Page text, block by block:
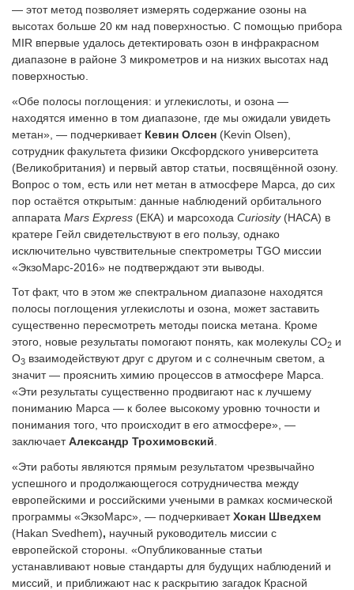
— этот метод позволяет измерять содержание озоны на
высотах больше 20 км над поверхностью. С помощью прибора
MIR впервые удалось детектировать озон в инфракрасном
диапазоне в районе 3 микрометров и на низких высотах над
поверхностью.
«Обе полосы поглощения: и углекислоты, и озона —
находятся именно в том диапазоне, где мы ожидали увидеть
метан», — подчеркивает Кевин Олсен (Kevin Olsen),
сотрудник факультета физики Оксфордского университета
(Великобритания) и первый автор статьи, посвящённой озону.
Вопрос о том, есть или нет метан в атмосфере Марса, до сих
пор остаётся открытым: данные наблюдений орбитального
аппарата Mars Express (ЕКА) и марсохода Curiosity(НАСА) в
кратере Гейл свидетельствуют в его пользу, однако
исключительно чувствительные спектрометры TGO миссии
«ЭкзоМарс-2016» не подтверждают эти выводы.
Тот факт, что в этом же спектральном диапазоне находятся
полосы поглощения углекислоты и озона, может заставить
существенно пересмотреть методы поиска метана. Кроме
этого, новые результаты помогают понять, как молекулы CO2 и
O3 взаимодействуют друг с другом и с солнечным светом, а
значит — прояснить химию процессов в атмосфере Марса.
«Эти результаты существенно продвигают нас к лучшему
пониманию Марса — к более высокому уровню точности и
понимания того, что происходит в его атмосфере», —
заключаетАлександр Трохимовский
«Эти работы являются прямым результатом чрезвычайно
успешного и продолжающегося сотрудничества между
европейскими и российскими учеными в рамках космической
программы «ЭкзоМарс», — подчеркиваетХокан Шведхем
(Hakan Svedhem), научный руководитель миссии с
европейской стороны. «Опубликованные статьи
устанавливают новые стандарты для будущих наблюдений и
миссий, и приближают нас к раскрытию загадок Красной